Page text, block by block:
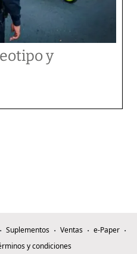
y
Suplementos Ventas
e-Paper
y condiciones